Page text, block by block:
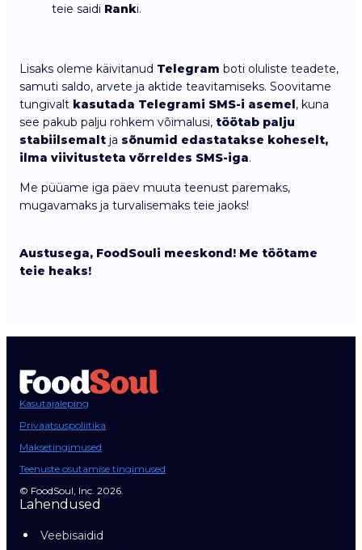
teie saidi Ranki.
Lisaks oleme käivitanud Telegram boti oluliste teadete,
samuti saldo, arvete ja aktide teavitamiseks. Soovitame
tungivalt kasutada Telegrami SMS-i asemel, kuna
see pakub palju rohkem võimalusi, töötab palju
stabiilsemalt ja sõnumid edastatakse koheselt,
ilma viivitusteta võrreldes SMS-iga.
Me püüame iga päev muuta teenust paremaks,
mugavamaks ja turvalisemaks teie jaoks!
Austusega, FoodSouli meeskond! Me töötame
teie heaks!
Kasutajaleping
Privaatsuspoliitika
Maksetingimused
Teenuste osutamise tingimused
© FoodSoul, Inc. 2026.
Lahendused
Veebisaidid